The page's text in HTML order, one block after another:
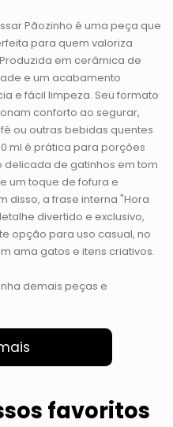
Pãozinho é uma peça que
para quem valoriza
em cerâmica de
e um acabamento
e fácil limpeza. Seu formato
conforto ao segurar,
ou outras bebidas quentes
ml é prática para porções
delicada de gatinhos em tom
um toque de fofura e
disso, a frase interna "Hora
divertido e exclusivo,
opção para uso casual, no
ama gatos e itens criativos.
demais peças e
favoritos